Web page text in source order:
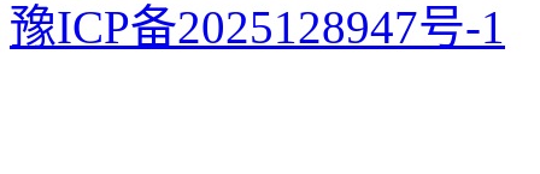
豫ICP备2025128947号-1